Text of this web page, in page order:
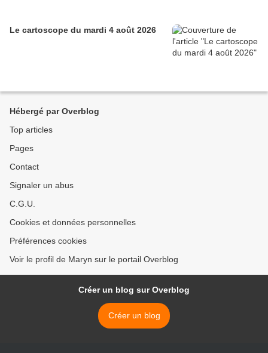
Le cartoscope du mardi 4 août 2026
Hébergé par Overblog
Top articles
Pages
Contact
Signaler un abus
C.G.U.
Cookies et données personnelles
Préférences cookies
Voir le profil de Maryn sur le portail Overblog
Créer un blog sur Overblog
Créer un blog